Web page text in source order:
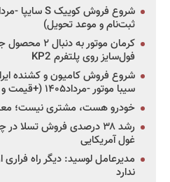
ثبت‌نام و موعد تحویل)
فول‌سایز روی پلتفرم KP2
شروع فروش کامیون و کشنده
سیبا موتور -مرداد۱۴۰۵ (+قیمت و شرایط)
خودرو هست، مشتری نیست؛
رشد ۳۸ درصدی فروش تسلا
غول آمریکایی
مدیرعامل لوسید: دیگر راه
ندارد